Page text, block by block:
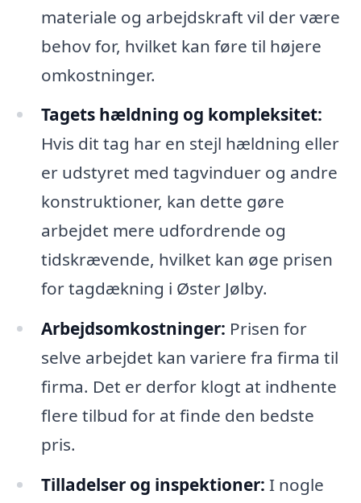
materiale og arbejdskraft vil der være
behov for, hvilket kan føre til højere
omkostninger.
Tagets hældning og kompleksitet:
Hvis dit tag har en stejl hældning eller
er udstyret med tagvinduer og andre
konstruktioner, kan dette gøre
arbejdet mere udfordrende og
tidskrævende, hvilket kan øge prisen
for tagdækning i Øster Jølby.
Arbejdsomkostninger: Prisen for
selve arbejdet kan variere fra firma til
firma. Det er derfor klogt at indhente
flere tilbud for at finde den bedste
pris.
Tilladelser og inspektioner: I nogle